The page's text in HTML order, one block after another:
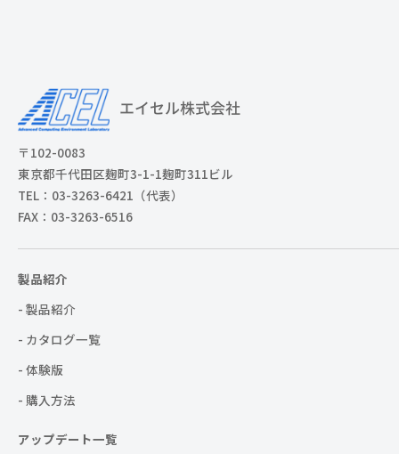
〒102-0083
東京都千代田区麹町3-1-1麹町311ビル
TEL：03-3263-6421（代表）
FAX：03-3263-6516
製品紹介
- 製品紹介
- カタログ一覧
- 体験版
- 購入方法
アップデート一覧